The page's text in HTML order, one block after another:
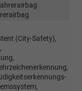
(City-Safety),